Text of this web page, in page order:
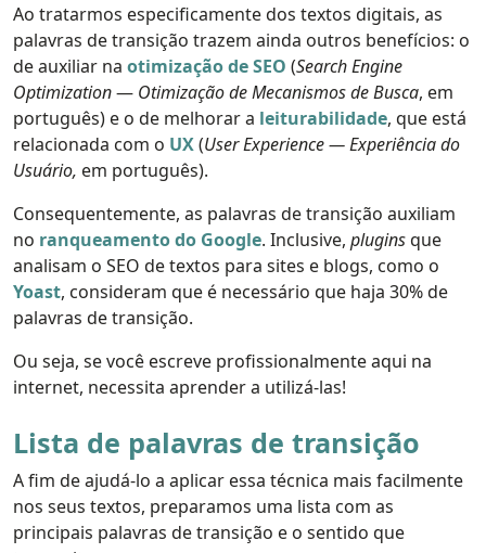
Ao tratarmos especificamente dos textos digitais, as
palavras de transição trazem ainda outros benefícios: o
de auxiliar na otimização de SEO (Search Engine
Optimization— Otimização de Mecanismos de Busca, em
português) e o de melhorar a leiturabilidade, que está
relacionada com o UX(User Experience — Experiência do
Usuário, em português).
Consequentemente, as palavras de transição auxiliam
no ranqueamento do Google. Inclusive, pluginsque
analisam o SEO de textos para sites e blogs, como o
Yoast, consideram que é necessário que haja 30% de
palavras de transição.
Ou seja, se você escreve profissionalmente aqui na
internet, necessita aprender a utilizá-las!
Lista de palavras de transição
A fim de ajudá-lo a aplicar essa técnica mais facilmente
nos seus textos, preparamos uma lista com as
principais palavras de transição e o sentido que